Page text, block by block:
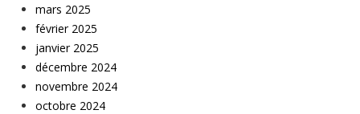
mars 2025
février 2025
janvier 2025
décembre 2024
novembre 2024
octobre 2024